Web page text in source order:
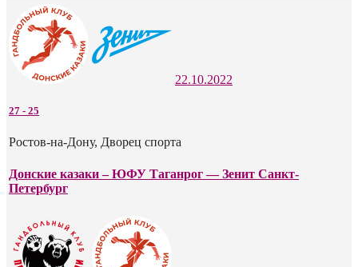
«Виктор»»
22.10.2022
27 - 25
Ростов-на-Дону, Дворец спорта
Донские казаки – ЮФУ Таганрог — Зенит Санкт-
Петербург